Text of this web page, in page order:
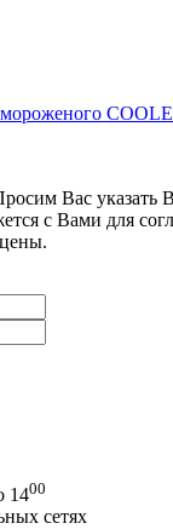
Вас указать
с Вами для
1400
сетях